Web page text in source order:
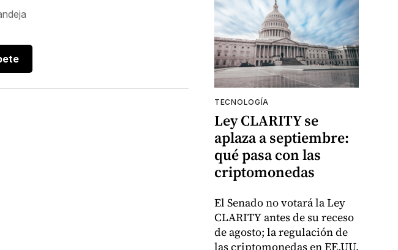
TECNOLOGÍA
Ley CLARITY se
aplaza a septiembre:
qué pasa con las
criptomonedas
El Senado no votará la Ley
CLARITY antes de su receso
de agosto; la regulación de
las criptomonedas en EE.UU.